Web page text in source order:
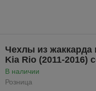
Чехлы из жаккарда
Kia Rio (2011-2016)
В наличии
Розница